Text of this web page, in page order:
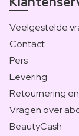
Veelgestelde
Contact
Pers
Levering
Retournering
Vragen over
BeautyCash